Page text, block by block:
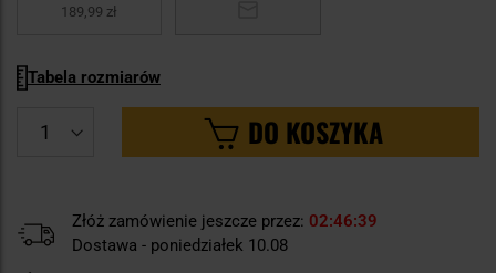
189,99 zł
Tabela rozmiarów
DO KOSZYKA
Złóż zamówienie jeszcze przez: 02 46 38
Dostawa - poniedziałek 10.08